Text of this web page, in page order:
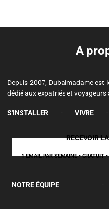
A
Depuis 2007, Dubaimadame est
dédié aux expatriés et voyageurs
S'INSTALLER - VIVRE -
RECEVOIR
1 EMAIL PAR SEMAINE • GRATUIT
NOTRE ÉQUIPE -